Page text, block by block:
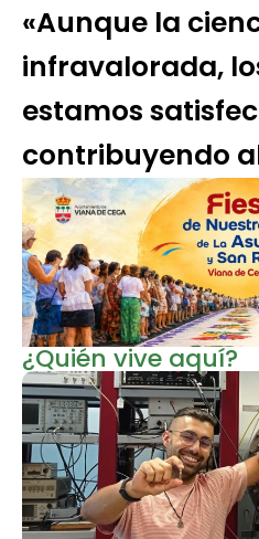
«Aunque la
infravalorada,
estamos
contribuyendo
¿Quién vive aquí?